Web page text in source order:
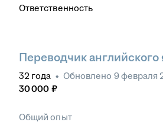
Ответственность
Переводчик английского
32 года • Обновлено 9 февраля
30 000 ₽
Общий опыт